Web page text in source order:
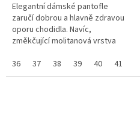
Elegantní dámské pantofle
zaručí dobrou a hlavně zdravou
oporu chodidla. Navíc,
změkčující molitanová vrstva
chůzi. Tato obuv...
36 37 38 39 40 41